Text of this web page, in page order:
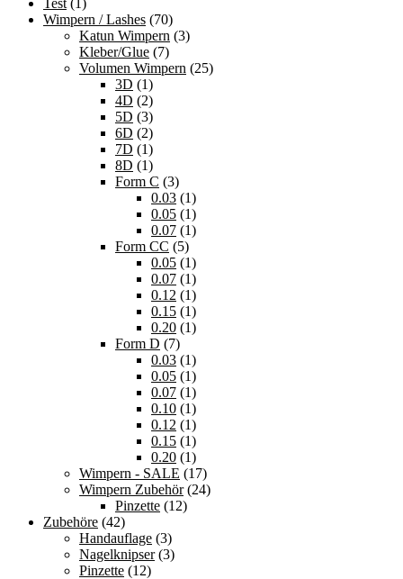
Test (1)
Wimpern / Lashes (70)
Katun Wimpern (3)
Kleber/Glue (7)
Volumen Wimpern (25)
3D (1)
4D (2)
5D (3)
6D (2)
7D (1)
8D (1)
Form C (3)
0.03 (1)
0.05 (1)
0.07 (1)
Form CC (5)
0.05 (1)
0.07 (1)
0.12 (1)
0.15 (1)
0.20 (1)
Form D (7)
0.03 (1)
0.05 (1)
0.07 (1)
0.10 (1)
0.12 (1)
0.15 (1)
0.20 (1)
Wimpern - SALE (17)
Wimpern Zubehör (24)
Pinzette (12)
Zubehöre (42)
Handauflage (3)
Nagelknipser (3)
Pinzette (12)